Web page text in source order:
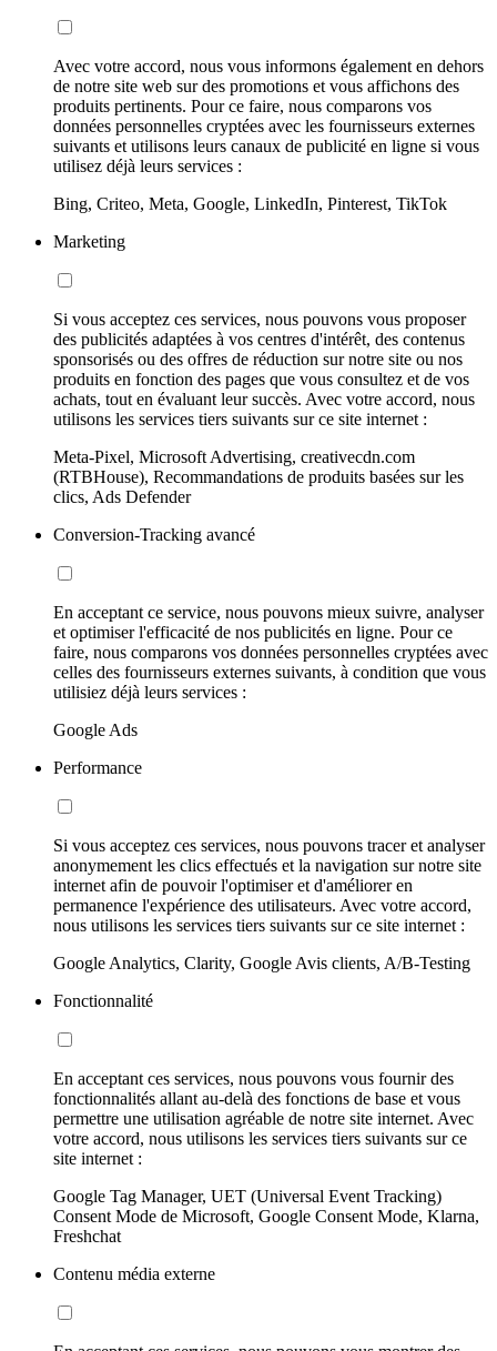
Avec votre accord, nous vous informons également en dehors
de notre site web sur des promotions et vous affichons des
produits pertinents. Pour ce faire, nous comparons vos
données personnelles cryptées avec les fournisseurs externes
suivants et utilisons leurs canaux de publicité en ligne si vous
utilisez déjà leurs services :
Bing, Criteo, Meta, Google, LinkedIn, Pinterest, TikTok
Marketing
Si vous acceptez ces services, nous pouvons vous proposer
des publicités adaptées à vos centres d'intérêt, des contenus
sponsorisés ou des offres de réduction sur notre site ou nos
produits en fonction des pages que vous consultez et de vos
achats, tout en évaluant leur succès. Avec votre accord, nous
utilisons les services tiers suivants sur ce site internet :
Meta-Pixel, Microsoft Advertising, creativecdn.com
(RTBHouse), Recommandations de produits basées sur les
clics, Ads Defender
Conversion-Tracking avancé
En acceptant ce service, nous pouvons mieux suivre, analyser
et optimiser l'efficacité de nos publicités en ligne. Pour ce
faire, nous comparons vos données personnelles cryptées avec
celles des fournisseurs externes suivants, à condition que vous
utilisiez déjà leurs services :
Google Ads
Performance
Si vous acceptez ces services, nous pouvons tracer et analyser
anonymement les clics effectués et la navigation sur notre site
internet afin de pouvoir l'optimiser et d'améliorer en
permanence l'expérience des utilisateurs. Avec votre accord,
nous utilisons les services tiers suivants sur ce site internet :
Google Analytics, Clarity, Google Avis clients, A/B-Testing
Fonctionnalité
En acceptant ces services, nous pouvons vous fournir des
fonctionnalités allant au-delà des fonctions de base et vous
permettre une utilisation agréable de notre site internet. Avec
votre accord, nous utilisons les services tiers suivants sur ce
site internet :
Google Tag Manager, UET (Universal Event Tracking)
Consent Mode de Microsoft, Google Consent Mode, Klarna,
Freshchat
Contenu média externe